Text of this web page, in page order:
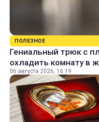
ПОЛЕЗНОЕ
Гениальный трюк с
охладить комнату в
06 августа 2026, 16:19